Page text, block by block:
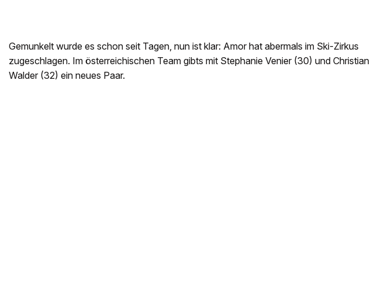
Gemunkelt wurde es schon seit Tagen, nun ist klar: Amor hat abermals im Ski-Zirkus
zugeschlagen. Im österreichischen Team gibts mit Stephanie Venier (30) und Christian
Walder (32) ein neues Paar.